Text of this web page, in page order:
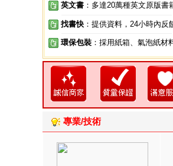
英文書 ：多達20萬種英文原版書
找書快 ：提供資料，24小時內反
環保包裝 ：採用紙箱、氣泡紙材
專業/技術